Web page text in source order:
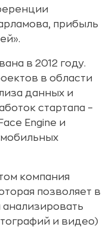
прибыль
в 2012 году.
в области
данных и
стартапа –
Engine и
компания
позволяет в
и видео)